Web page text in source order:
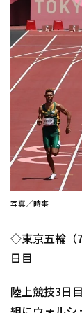
写真／時事
◇東京五輪（
日目
陸上競技3日